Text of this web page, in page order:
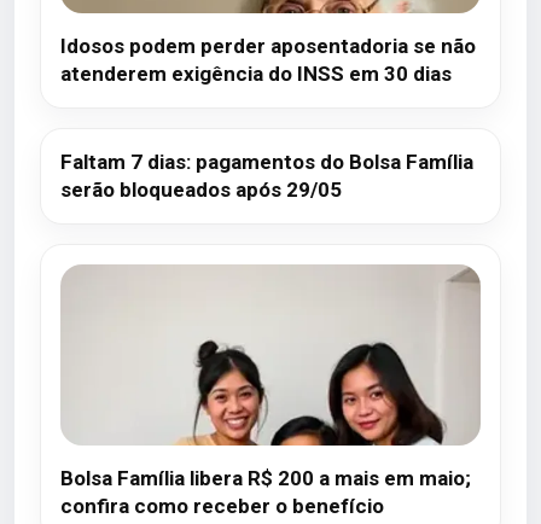
Idosos podem perder aposentadoria se não
atenderem exigência do INSS em 30 dias
Faltam 7 dias: pagamentos do Bolsa Família
serão bloqueados após 29/05
Bolsa Família libera R$ 200 a mais em maio;
confira como receber o benefício